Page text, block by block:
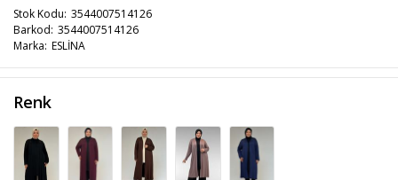
Stok Kodu 3544007514126
Barkod 3544007514126
Marka ESLİNA
Renk